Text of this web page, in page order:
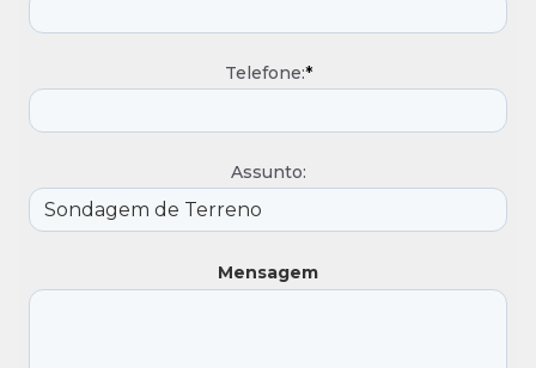
Telefone:*
Assunto:
Mensagem